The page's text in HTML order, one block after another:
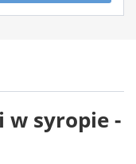
w syropie -